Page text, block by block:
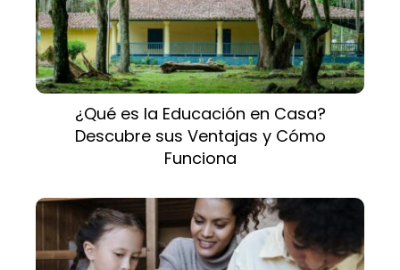
¿Qué es la Educación en Casa?
Descubre sus Ventajas y Cómo
Funciona